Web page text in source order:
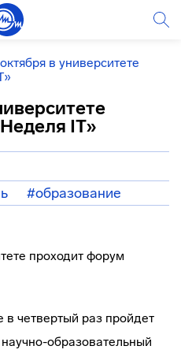
в университете
IT»
#образование
четвертый раз пройдет
образовательный